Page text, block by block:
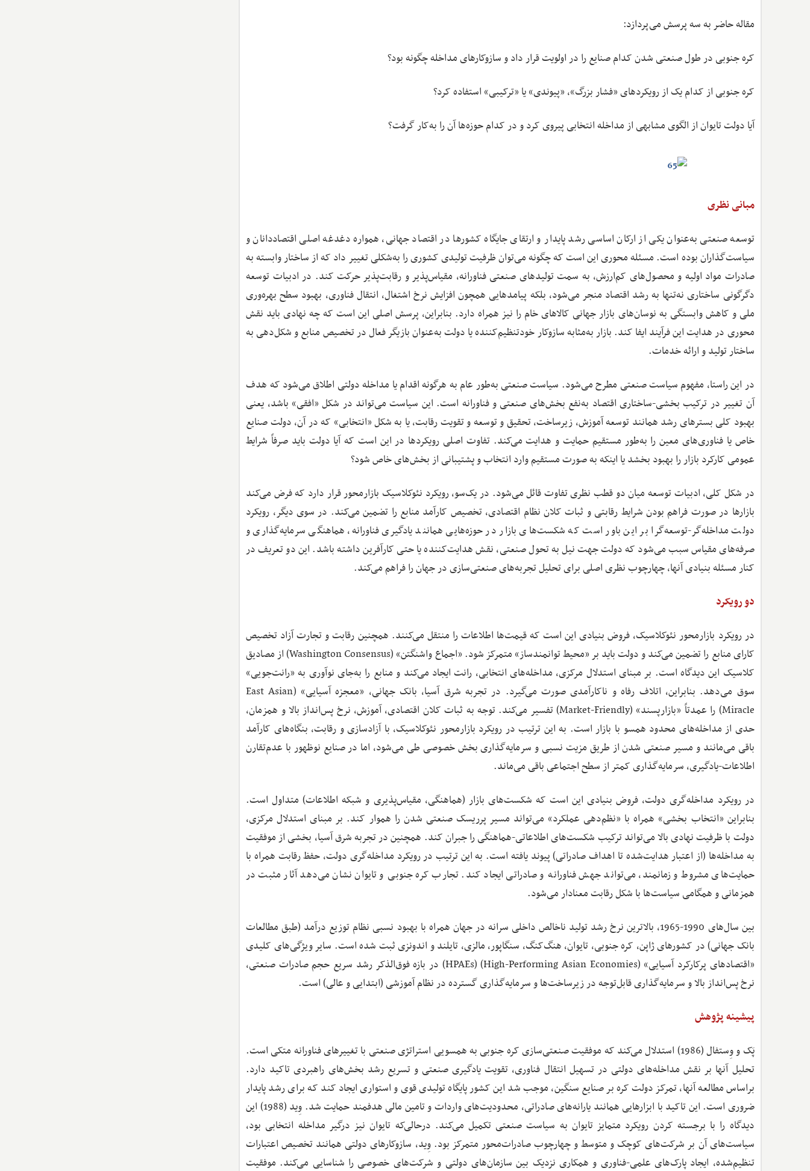
مقاله حاضر به سه پرسش می‌پردازد:
کره جنوبی در طول صنعتی شدن کدام صنایع را در اولویت قرار داد و سازوکارهای مداخله چگونه بود؟
کره جنوبی از کدام یک از رویکردهای «فشار بزرگ»، «پیوندی» یا «ترکیبی» استفاده کرد؟
آیا دولت تایوان از الگوی مشابهی از مداخله انتخابی پیروی کرد و در کدام حوزه‌ها آن را به‌کار گرفت؟
مبانی نظری
توسعه صنعتی به‌عنوان یکی از ارکان اساسی رشد پایدار و ارتقای جایگاه کشورها در اقتصاد جهانی، همواره دغدغه اصلی اقتصاددانان و
سیاست‌گذاران بوده است. مسئله محوری این است که چگونه می‌توان ظرفیت تولیدی کشوری را به‌شکلی تغییر داد که از ساختار وابسته به
صادرات مواد اولیه و محصول‌های کم‌ارزش، به سمت تولیدهای صنعتی فناورانه، مقیاس‌پذیر و رقابت‌پذیر حرکت کند. در ادبیات توسعه
دگرگونی ساختاری نه‌تنها به رشد اقتصاد منجر می‌شود، بلکه پیامدهایی همچون افزایش نرخ اشتغال، انتقال فناوری، بهبود سطح بهره‌وری
ملی و کاهش وابستگی به نوسان‌های بازار جهانی کالاهای خام را نیز همراه دارد. بنابراین، پرسش اصلی این است که چه نهادی باید نقش
محوری در هدایت این فرآیند ایفا کند. بازار به‌مثابه سازوکار خودتنظیم‌کننده یا دولت به‌عنوان بازیگر فعال در تخصیص منابع و شکل‌دهی به
ساختار تولید و ارائه خدمات.
در این راستا، مفهوم سیاست صنعتی مطرح می‌شود. سیاست صنعتی به‌طور عام به هرگونه اقدام یا مداخله دولتی اطلاق می‌شود که هدف
آن تغییر در ترکیب بخشی-ساختاری اقتصاد به‌نفع بخش‌های صنعتی و فناورانه است. این سیاست می‌تواند در شکل «افقی» باشد، یعنی
بهبود کلی بسترهای رشد همانند توسعه آموزش، زیرساخت، تحقیق و توسعه و تقویت رقابت، یا به شکل «انتخابی» که در آن، دولت صنایع
خاص یا فناوری‌های معین را به‌طور مستقیم حمایت و هدایت می‌کند. تفاوت اصلی رویکردها در این است که آیا دولت باید صرفاً شرایط
عمومی کارکرد بازار را بهبود بخشد یا اینکه به صورت مستقیم وارد انتخاب و پشتیبانی از بخش‌های خاص شود؟
در ‌شکل کلی، ادبیات توسعه میان دو قطب نظری تفاوت قائل می‌شود. در یک‌سو، رویکرد نئوکلاسیک بازارمحور قرار دارد که فرض می‌کند
بازارها در صورت فراهم بودن شرایط رقابتی و ثبات کلان نظام اقتصادی، تخصیص کارآمد منابع را تضمین می‌کند. در سوی دیگر، رویکرد
دولت مداخله‌گر-توسعه‌گرا بر این باور است که شکست‌های بازار در حوزه‌هایی همانند یادگیری فناورانه، هماهنگی سرمایه‌گذاری و
صرفه‌های مقیاس سبب می‌شود که دولت جهت نیل به تحول صنعتی، نقش هدایت‌کننده یا حتی کارآفرین داشته باشد. این دو تعریف در
کنار مسئله بنیادی آنها، چهارچوب نظری اصلی برای تحلیل تجربه‌های صنعتی‌سازی در جهان را فراهم می‌کند.
دو رویکرد
در رویکرد بازارمحور نئوکلاسیک، فروض بنیادی این است که قیمت‌ها اطلاعات را منتقل می‌کنند. همچنین رقابت و تجارت آزاد تخصیص
کارای منابع را تضمین می‌کند و دولت باید بر «محیط توانمندساز» متمرکز شود. «اجماع واشنگتن» (Washington Consensus) از مصادیق
کلاسیک این دیدگاه است. بر مبنای استدلال مرکزی، مداخله‌های انتخابی، رانت ایجاد می‌کند و منابع را به‌جای نوآوری به «رانت‌جویی»
سوق می‌دهد. بنابراین، اتلاف رفاه و ناکارآمدی صورت می‌گیرد. در تجربه شرق آسیا، بانک جهانی، «معجزه آسیایی» (East Asian
Miracle) را عمدتاً «بازارپسند» (Market-Friendly) تفسیر می‌کند. توجه به ثبات کلان اقتصادی، آموزش، نرخ پس‌انداز بالا و همزمان،
حدی از مداخله‌های محدود همسو با بازار است. به این ترتیب در رویکرد بازارمحور نئوکلاسیک، با آزادسازی و رقابت، بنگاه‌های کارآمد
باقی می‌مانند و مسیر صنعتی شدن از طریق مزیت نسبی و سرمایه‌گذاری بخش خصوصی طی می‌شود، اما در صنایع نوظهور با عدم‌تقارن
اطلاعات-یادگیری، سرمایه‌گذاری کمتر از سطح اجتماعی باقی می‌ماند.
در رویکرد مداخله‌گری دولت، فروض بنیادی این است که شکست‌های بازار (هماهنگی، مقیاس‌پذیری و شبکه اطلاعات) متداول است.
بنابراین «انتخاب بخشی» همراه با «نظم‌دهی عملکرد» می‌تواند مسیر پرریسک صنعتی شدن را هموار کند. بر مبنای استدلال مرکزی،
دولت با ظرفیت نهادی بالا می‌تواند ترکیب شکست‌های اطلاعاتی-هماهنگی را جبران کند. همچنین در تجربه شرق آسیا، بخشی از موفقیت
به مداخله‌ها (از اعتبار هدایت‌شده تا اهداف صادراتی) پیوند یافته است. به این ترتیب در رویکرد مداخله‌گری دولت، حفظ رقابت همراه با
حمایت‌های مشروط و زمانمند، می‌تواند جهش فناورانه و صادراتی ایجاد کند. تجارب کره جنوبی و تایوان نشان می‌دهد آثار مثبت در
همزمانی و همگامی سیاست‌ها با شکل رقابت معنادار می‌شود.
بین سال‌های 1990-1965، بالاترین نرخ رشد تولید ناخالص داخلی سرانه در جهان همراه با بهبود نسبی نظام توزیع درآمد (طبق مطالعات
بانک جهانی) در کشورهای ژاپن، کره جنوبی، تایوان، هنگ‌کنگ، سنگاپور، مالزی، تایلند و اندونزی ثبت شده است. سایر ویژگی‌های کلیدی
«اقتصادهای پرکارکرد آسیایی» (High-Performing Asian Economies) (HPAEs) در بازه فوق‌الذکر رشد سریع حجم صادرات صنعتی،
نرخ پس‌انداز بالا و سرمایه‌گذاری قابل‌توجه در زیرساخت‌ها و سرمایه‌گذاری گسترده در نظام آموزشی (ابتدایی و عالی) است.
پیشینه پژوهش
پَک و وِستفال (1986) استدلال می‌کند که موفقیت صنعتی‌سازی کره جنوبی به همسویی استراتژی صنعتی با تغییرهای فناورانه متکی است.
تحلیل آنها بر نقش مداخله‌های دولتی در تسهیل انتقال فناوری، تقویت یادگیری صنعتی و تسریع رشد بخش‌های راهبردی تاکید دارد.
براساس مطالعه آنها، تمرکز دولت کره بر صنایع سنگین، موجب شد این کشور پایگاه تولیدی قوی و استواری ایجاد کند که برای رشد پایدار
ضروری است. این تاکید با ابزارهایی همانند یارانه‌های صادراتی، محدودیت‌های واردات و تامین مالی هدفمند حمایت شد. وِید (1988) این
دیدگاه را با برجسته کردن رویکرد متمایز تایوان به سیاست صنعتی تکمیل می‌کند. درحالی‌که تایوان نیز درگیر مداخله انتخابی بود،
سیاست‌های آن بر شرکت‌های کوچک و متوسط و چهارچوب صادرات‌محور متمرکز بود. وِید، سازوکارهای دولتی همانند تخصیص اعتبارات
تنظیم‌شده، ایجاد پارک‌های علمی-فناوری و همکاری نزدیک بین سازمان‌های دولتی و شرکت‌های خصوصی را شناسایی می‌کند. موفقیت